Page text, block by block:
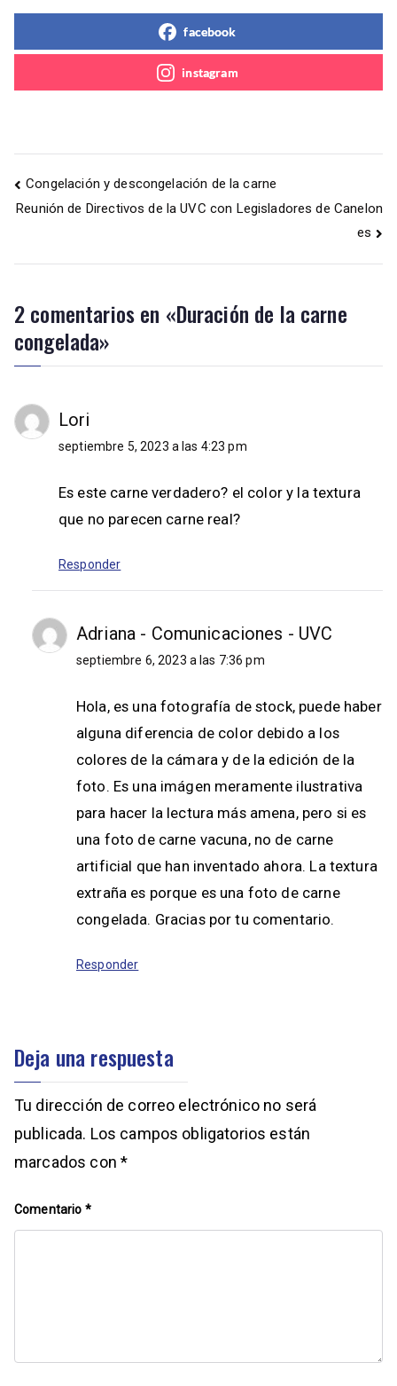
facebook
instagram
Congelación y descongelación de la carne
Reunión de Directivos de la UVC con Legisladores de Canelon
es
2 comentarios en «Duración de la carne
congelada»
Lori
septiembre 5, 2023 a las 4:23 pm
Es este carne verdadero? el color y la textura
que no parecen carne real?
Responder
Adriana - Comunicaciones - UVC
septiembre 6, 2023 a las 7:36 pm
Hola, es una fotografía de stock, puede haber
alguna diferencia de color debido a los
colores de la cámara y de la edición de la
foto. Es una imágen meramente ilustrativa
para hacer la lectura más amena, pero si es
una foto de carne vacuna, no de carne
artificial que han inventado ahora. La textura
extraña es porque es una foto de carne
congelada. Gracias por tu comentario.
Responder
Deja una respuesta
Tu dirección de correo electrónico no será
publicada. Los campos obligatorios están
marcados con *
Comentario *